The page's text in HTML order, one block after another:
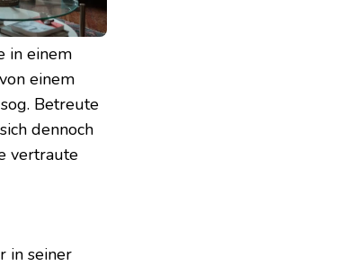
in einem
einem
Betreute
dennoch
vertraute
in seiner